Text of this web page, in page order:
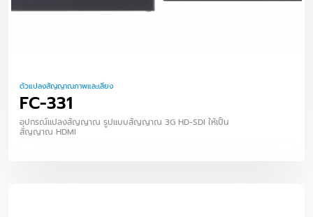
ตัวแปลงสัญญาณภาพและเสียง
FC-331
อุปกรณ์แปลงสัญญาณ รูปแบบสัญญาณ 3G HD-SDI ให้เป็น
สัญญาณ HDMI